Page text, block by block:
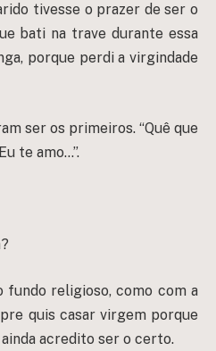
tivesse o prazer de ser o
bati na trave durante essa
porque perdi a virgindade
ser os primeiros. “Quê que
te amo…”.
fundo religioso, como com a
quis casar virgem porque
acredito ser o certo.